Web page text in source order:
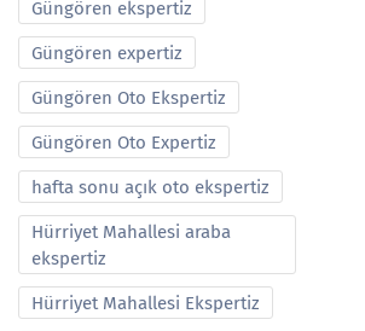
Güngören ekspertiz
Güngören expertiz
Güngören Oto Ekspertiz
Güngören Oto Expertiz
hafta sonu açık oto ekspertiz
Hürriyet Mahallesi araba
ekspertiz
Hürriyet Mahallesi Ekspertiz